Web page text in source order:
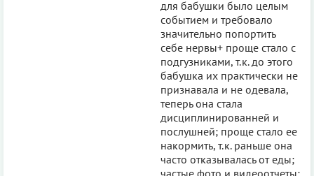
для бабушки было целым
событием и требовало
значительно попортить
себе нервы+ проще стало с
подгузниками, т.к. до этого
бабушка их практически не
признавала и не одевала,
теперь она стала
дисциплинированней и
послушней; проще стало ее
накормить, т.к. раньше она
часто отказывалась от еды;
частые фото и видеоотчеты;